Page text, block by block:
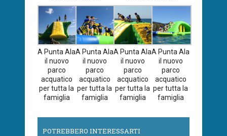
A Punta Ala
il nuovo
parco
acquatico
per tutta la
famiglia
A Punta Ala
il nuovo
parco
acquatico
per tutta la
famiglia
A Punta Ala
il nuovo
parco
acquatico
per tutta la
famiglia
A Punta Ala
il nuovo
parco
acquatico
per tutta la
famiglia
POTREBBERO INTERESSARTI